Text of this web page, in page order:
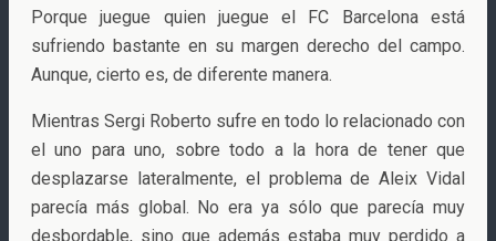
Porque juegue quien juegue el FC Barcelona está
sufriendo bastante en su margen derecho del campo.
Aunque, cierto es, de diferente manera.
Mientras Sergi Roberto sufre en todo lo relacionado con
el uno para uno, sobre todo a la hora de tener que
desplazarse lateralmente, el problema de Aleix Vidal
parecía más global. No era ya sólo que parecía muy
desbordable, sino que además estaba muy perdido a